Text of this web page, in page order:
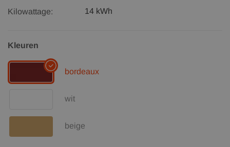
Kilowattage:
14 kWh
Kleuren
bordeaux
wit
beige